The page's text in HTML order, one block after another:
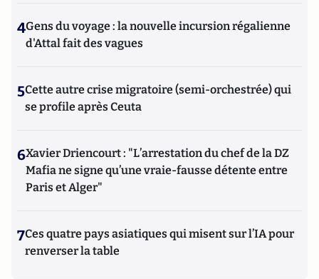
4Gens du voyage : la nouvelle incursion régalienne
d'Attal fait des vagues
5Cette autre crise migratoire (semi-orchestrée) qui
se profile après Ceuta
6Xavier Driencourt : "L’arrestation du chef de la DZ
Mafia ne signe qu’une vraie-fausse détente entre
Paris et Alger"
7Ces quatre pays asiatiques qui misent sur l’IA pour
renverser la table